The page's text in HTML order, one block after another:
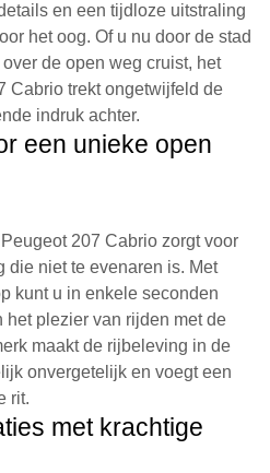
en een tijdloze uitstraling
het oog. Of u nu door de stad
de open weg cruist, het
Cabrio trekt ongetwijfeld de
indruk achter.
een unieke open
207 Cabrio zorgt voor
die niet te evenaren is. Met
kunt u in enkele seconden
plezier van rijden met de
maakt de rijbeleving in de
onvergetelijk en voegt een
rit.
met krachtige